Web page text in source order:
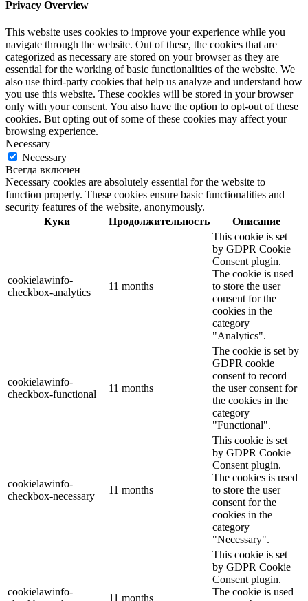
Privacy Overview
This website uses cookies to improve your experience while you
navigate through the website. Out of these, the cookies that are
categorized as necessary are stored on your browser as they are
essential for the working of basic functionalities of the website. We
also use third-party cookies that help us analyze and understand how
you use this website. These cookies will be stored in your browser
only with your consent. You also have the option to opt-out of these
cookies. But opting out of some of these cookies may affect your
browsing experience.
Necessary
Necessary
Всегда включен
Necessary cookies are absolutely essential for the website to
function properly. These cookies ensure basic functionalities and
security features of the website, anonymously.
Куки
Продолжительность Описание
cookielawinfo-
checkbox-analytics
11 months
This cookie is set
by GDPR Cookie
Consent plugin.
The cookie is used
to store the user
consent for the
cookies in the
category
"Analytics".
cookielawinfo-
checkbox-functional
11 months
The cookie is set by
GDPR cookie
consent to record
the user consent for
the cookies in the
category
"Functional".
cookielawinfo-
checkbox-necessary
11 months
This cookie is set
by GDPR Cookie
Consent plugin.
The cookies is used
to store the user
consent for the
cookies in the
category
"Necessary".
cookielawinfo-
11 months
This cookie is set
by GDPR Cookie
Consent plugin.
The cookie is used